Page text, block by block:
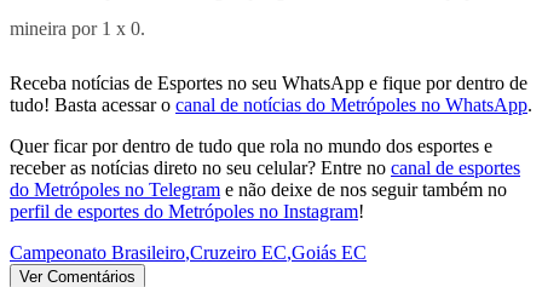
mineira por 1 x 0.
Receba notícias de Esportes no seu WhatsApp e fique por dentro de
tudo! Basta acessar o canal de notícias do Metrópoles no WhatsApp.
Quer ficar por dentro de tudo que rola no mundo dos esportes e
receber as notícias direto no seu celular? Entre no canal de esportes
do Metrópoles no Telegram e não deixe de nos seguir também no
perfil de esportes do Metrópoles no Instagram!
Campeonato Brasileiro,Cruzeiro EC,Goiás EC
Ver Comentários